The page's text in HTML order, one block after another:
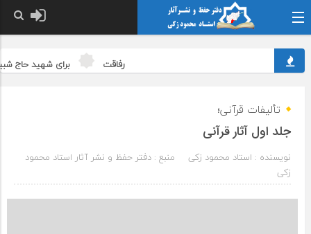
رفاقت برای شهید حاج شبیر
تألیفات قرآنی؛
جلد اول آثار قرآنی
نویسنده : استاد محمود زکی
منبع : دفتر حفظ و نشر آثار استاد محمود
زکی